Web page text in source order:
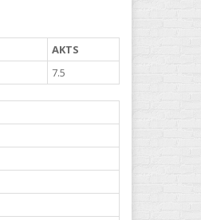
AKTS
7.5